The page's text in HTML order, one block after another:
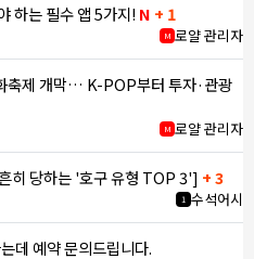
하는 필수 앱 5가지! N + 1
M 로얄 관리자
축제 개막… K-POP부터 투자·관광
M 로얄 관리자
히 당하는 '호구 유형 TOP 3'] + 3
1 수석어시
데 예약 문의드립니다.